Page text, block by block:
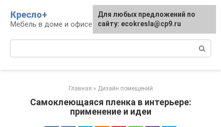
контенту
Кресло+
Мебель в доме и офисе
Главная » Дизайн помещений
Самоклеющаяся пленка в интерьере:
применение и идеи
Для любых предложений по
сайту: ecokresla@cp9.ru